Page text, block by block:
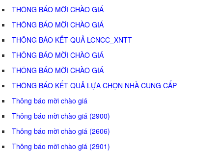
THÔNG BÁO MỜI CHÀO GIÁ
THÔNG BÁO MỜI CHÀO GIÁ
THÔNG BÁO KẾT QUẢ LCNCC_XNTT
THÔNG BÁO MỜI CHÀO GIÁ
THÔNG BÁO MỜI CHÀO GIÁ
THÔNG BÁO KẾT QUẢ LỰA CHỌN NHÀ CUNG CẤP
Thông báo mời chào giá
Thông báo mời chào giá (2900)
Thông báo mời chào giá (2606)
Thông báo mời chào giá (2901)